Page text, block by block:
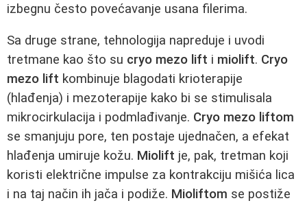
izbegnu često povećavanje usana filerima.
Sa druge strane, tehnologija napreduje i uvodi
tretmane kao što su cryo mezo lift i miolift. Cryo
mezo lift kombinuje blagodati krioterapije
(hlađenja) i mezoterapije kako bi se stimulisala
mikrocirkulacija i podmlađivanje. Cryo mezo liftom
se smanjuju pore, ten postaje ujednačen, a efekat
hlađenja umiruje kožu. Miolift je, pak, tretman koji
koristi električne impulse za kontrakciju mišića lica
i na taj način ih jača i podiže. Mioliftom se postiže